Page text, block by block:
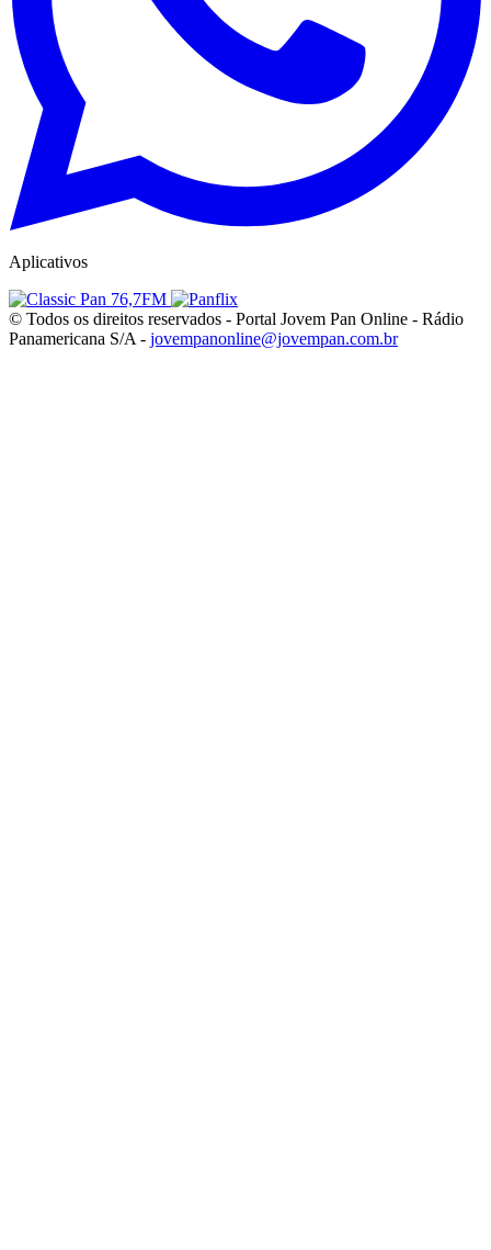
Aplicativos
© Todos os direitos reservados - Portal Jovem Pan Online - Rádio
Panamericana S/A - jovempanonline@jovempan.com.br